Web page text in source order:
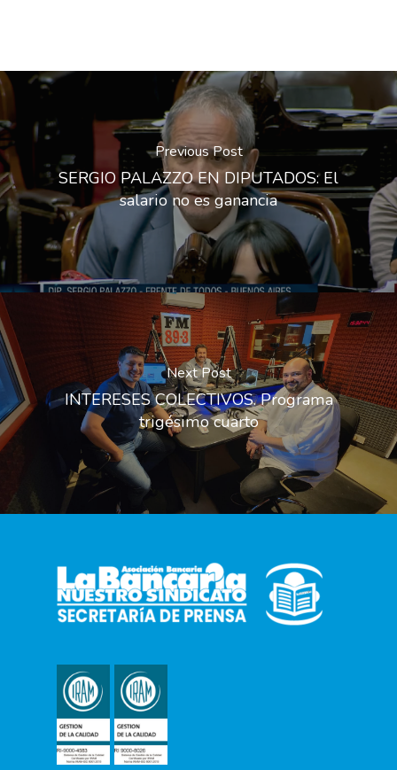
Previous Post
SERGIO PALAZZO EN DIPUTADOS: El
salario no es ganancia
Next Post
INTERESES COLECTIVOS. Programa
trigésimo cuarto